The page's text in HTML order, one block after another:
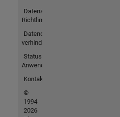
Datenschutz-
Richtlinien
Datendiebstahl
verhindern
Status von
Anwendungen
Kontakt
©
1994-
2026